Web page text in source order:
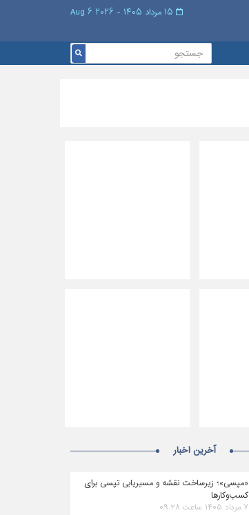
آخرین اخبار
«مپسی»؛ زیرساخت نقشه و مسیریابی تپسی برای
کسب‌وکارها
۷ مرداد ۱۴۰۵ ساعت ۰۹:۲۸